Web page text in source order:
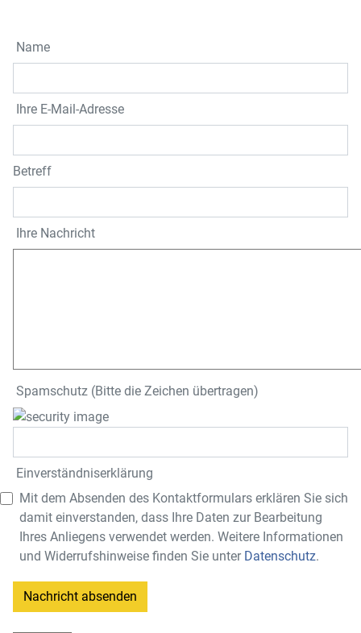
Name
Ihre E-Mail-Adresse
Betreff
Ihre Nachricht
Spamschutz (Bitte die Zeichen übertragen)
Einverständnis­erklärung
Mit dem Absenden des Kontaktformulars erklären Sie sich
damit einverstanden, dass Ihre Daten zur Bearbeitung
Ihres Anliegens verwendet werden. Weitere Informationen
und Widerrufshinweise finden Sie unter Datenschutz.
Nachricht absenden